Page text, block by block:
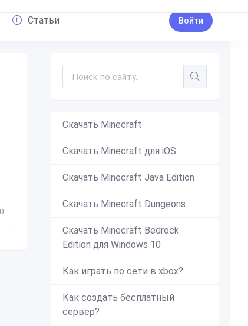
Статьи Войти
скинов для девочек , для мальчиков , девушен
0
Скачать Minecraft
Скачать Minecraft для iOS
Скачать Minecraft Java Edition
Скачать Minecraft Dungeons
Скачать Minecraft Bedrock
Edition для Windows 10
Как играть по сети в xbox?
Как создать бесплатный
сервер?